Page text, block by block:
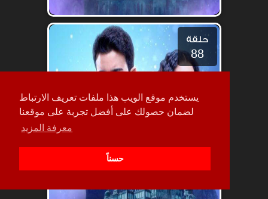
يستخدم موقع الويب هذا ملفات تعريف الارتباط
لضمان حصولك على أفضل تجربة على موقعنا
معرفة المزيد
حسناً
حلقة
88